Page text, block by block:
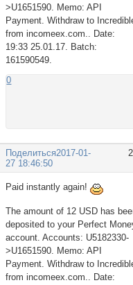
>U1651590. Memo: API
Payment. Withdraw to
from incomeex.com.. Date:
19:33 25.01.17. Batch:
161590549.
0
Поделиться2017-01-
27 18:46:50
Paid instantly again!
The amount of 12 USD has
deposited to your Perfect
account. Accounts: U5182330-
>U1651590. Memo: API
Payment. Withdraw to
from incomeex.com.. Date: